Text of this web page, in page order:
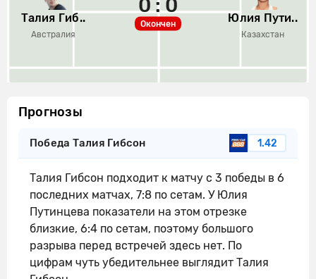
Талия Гиб..
Австралия
Окончен
0 : 0
Юлия Пути..
Казахстан
Прогнозы
Победа Талия Гибсон 1.42
Талия Гибсон подходит к матчу с 3 победы в 6
последних матчах, 7:8 по сетам. У Юлия
Путинцева показатели на этом отрезке
близкие, 6:4 по сетам, поэтому большого
разрыва перед встречей здесь нет. По
цифрам чуть убедительнее выглядит Талия